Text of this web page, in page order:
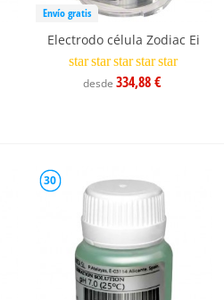
Envío gratis
Electrodo célula Zodiac Ei
starstarstarstarstar
desde 334,88 €
30